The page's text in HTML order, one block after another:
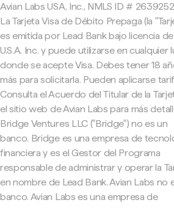
Avian Labs USA, Inc., NMLS ID # 2639252
La Tarjeta Visa de Débito Prepaga (la
es emitida por Lead Bank bajo licencia de
U.S.A. Inc. y puede utilizarse en cualquier
donde se acepte Visa. Debes tener 18
más para solicitarla. Pueden aplicarse
Consulta el Acuerdo del Titular de la
el sitio web de Avian Labs para más
Bridge Ventures LLC ("Bridge") no es un
banco. Bridge es una empresa de
financiera y es el Gestor del Programa
responsable de administrar y operar la
en nombre de Lead Bank. Avian Labs no
banco. Avian Labs es una empresa de